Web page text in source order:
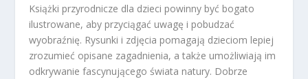
Książki przyrodnicze dla dzieci powinny być bogato
ilustrowane, aby przyciągać uwagę i pobudzać
wyobraźnię. Rysunki i zdjęcia pomagają dzieciom lepiej
zrozumieć opisane zagadnienia, a także umożliwiają im
odkrywanie fascynującego świata natury. Dobrze